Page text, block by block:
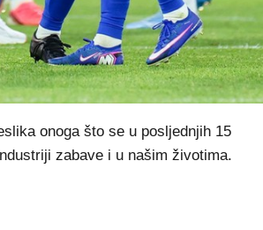
onoga što se u posljednjih 15
zabave i u našim životima.